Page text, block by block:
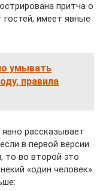
притча о
имеет явные
умывать
правила
рассказывает
в первой версии
то во второй это
«один человек».